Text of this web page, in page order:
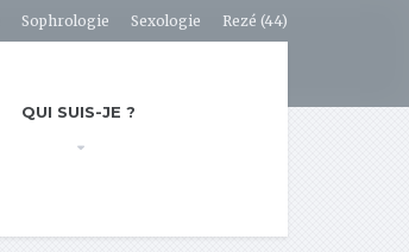
Sophrologie Sexologie Rezé (44)
QUI SUIS-JE ?